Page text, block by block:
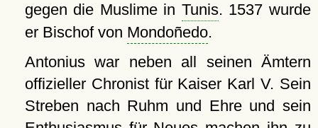
gegen die Muslime in Tunis. 1537 wurde
er Bischof von Mondoñedo.
Antonius war neben all seinen Ämtern
offizieller Chronist für Kaiser Karl V. Sein
Streben nach Ruhm und Ehre und sein